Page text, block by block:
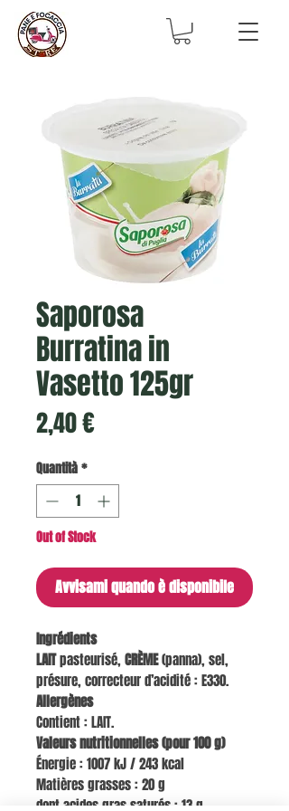
Saporosa
Burratina in
Vasetto 125gr
2,40 €Prezzo
Quantità*
Out of Stock
Avvisami quando è disponibile
Ingrédients
LAITpasteurisé,CRÈME(panna), sel,
présure, correcteur d’acidité : E330.
Allergènes
Contient : LAIT.
Valeurs nutritionnelles (pour 100 g)
Énergie : 1007 kJ / 243 kcal
Matières grasses : 20 g
dont acides gras saturés : 13 g